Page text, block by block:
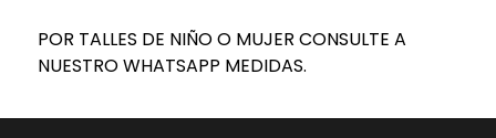
POR TALLES DE NIÑO O MUJER CONSULTE A
NUESTRO WHATSAPP MEDIDAS.